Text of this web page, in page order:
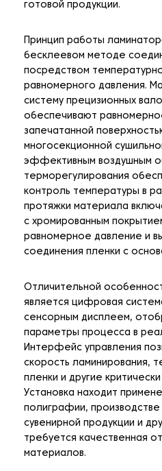
готовой продукции.
Принцип работы
бесклеевом методе
посредством
равномерного давления.
систему прецизионных
обеспечивают
запечатанной
многосекционной
эффективным воздушным
терморегулирования
контроль температуры в
протяжки материала
с хромированным
равномерное давление и
соединения пленки с
Отличительной
является цифровая
сенсорным дисплеем,
параметры процесса в
Интерфейс управления
скорость ламинирования,
пленки и другие
Установка находит
полиграфии,
сувенирной продукции и
требуется качественная
материалов.